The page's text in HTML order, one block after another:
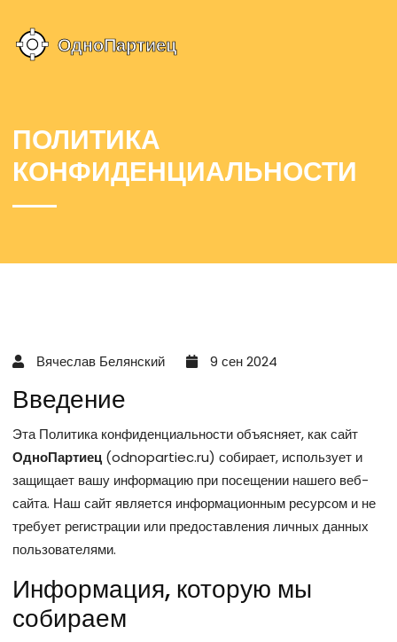
ПОЛИТИКА
КОНФИДЕНЦИАЛЬНОСТИ
Вячеслав Белянский 9 сен 2024
Введение
Эта Политика конфиденциальности объясняет, как сайт
ОдноПартиец (odnopartiec.ru) собирает, использует и
защищает вашу информацию при посещении нашего веб-
сайта. Наш сайт является информационным ресурсом и не
требует регистрации или предоставления личных данных
пользователями.
Информация, которую мы
собираем